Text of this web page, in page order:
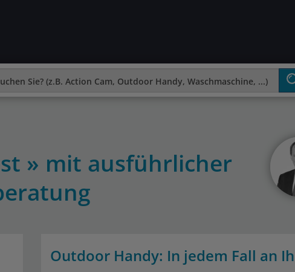
» mit ausführlicher
Outdoor Handy: In jedem Fall an